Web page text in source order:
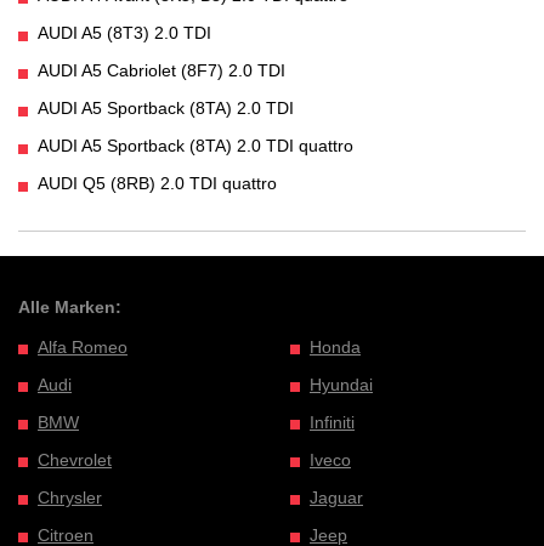
AUDI A5 (8T3) 2.0 TDI
AUDI A5 Cabriolet (8F7) 2.0 TDI
AUDI A5 Sportback (8TA) 2.0 TDI
AUDI A5 Sportback (8TA) 2.0 TDI quattro
AUDI Q5 (8RB) 2.0 TDI quattro
Alle Marken:
Alfa Romeo
Audi
BMW
Chevrolet
Chrysler
Citroen
Honda
Hyundai
Infiniti
Iveco
Jaguar
Jeep